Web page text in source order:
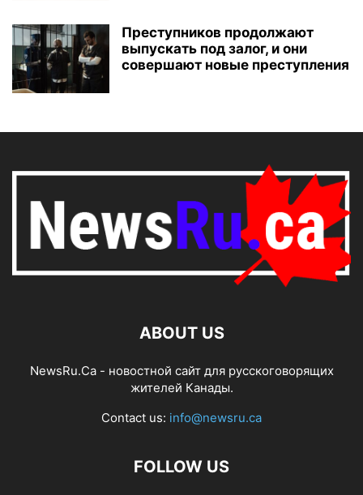
Преступников продолжают
выпускать под залог, и они
совершают новые преступления
ABOUT US
NewsRu.Ca - новостной сайт для русскоговорящих
жителей Канады.
Contact us: info@newsru.ca
FOLLOW US